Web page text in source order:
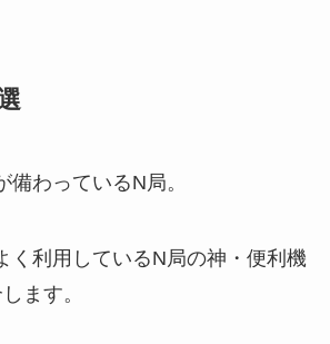
備わっているN局。
く利用しているN局の神・便利機
ます。